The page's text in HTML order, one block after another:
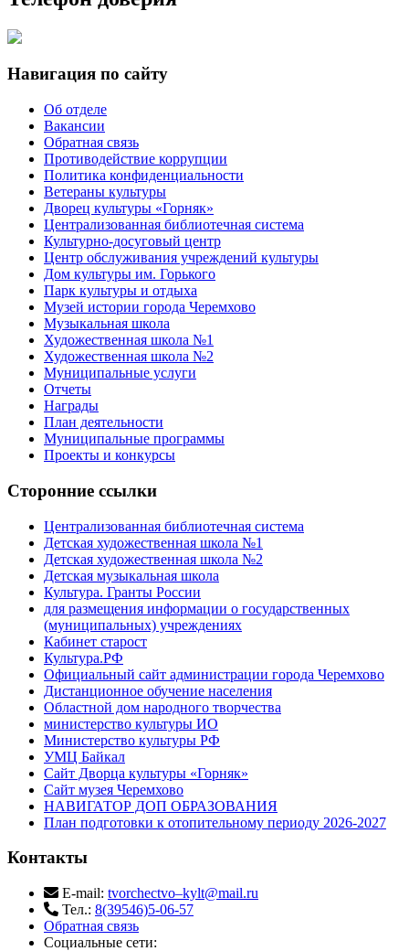
Навигация по сайту
Об отделе
Вакансии
Обратная связь
Противодействие коррупции
Политика конфиденциальности
Ветераны культуры
Дворец культуры «Горняк»
Централизованная библиотечная система
Культурно-досуговый центр
Центр обслуживания учреждений культуры
Дом культуры им. Горького
Парк культуры и отдыха
Музей истории города Черемхово
Музыкальная школа
Художественная школа №1
Художественная школа №2
Муниципальные услуги
Отчеты
Награды
План деятельности
Муниципальные программы
Проекты и конкурсы
Сторонние ссылки
Централизованная библиотечная система
Детская художественная школа №1
Детская художественная школа №2
Детская музыкальная школа
Культура. Гранты России
для размещения информации о государственных
(муниципальных) учреждениях
Кабинет старост
Культура.РФ
Официальный сайт администрации города Черемхово
Дистанционное обучение населения
Областной дом народного творчества
министерство культуры ИО
Министерство культуры РФ
УМЦ Байкал
Сайт Дворца культуры «Горняк»
Сайт музея Черемхово
НАВИГАТОР ДОП ОБРАЗОВАНИЯ
План подготовки к отопительному периоду 2026-2027
Контакты
E-mail: tvorchectvo–kylt@mail.ru
Тел.: 8(39546)5-06-57
Обратная связь
Cоциальные сети: